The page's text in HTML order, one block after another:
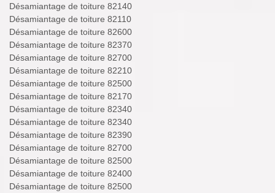
Désamiantage de toiture 82140
Désamiantage de toiture 82110
Désamiantage de toiture 82600
Désamiantage de toiture 82370
Désamiantage de toiture 82700
Désamiantage de toiture 82210
Désamiantage de toiture 82500
Désamiantage de toiture 82170
Désamiantage de toiture 82340
Désamiantage de toiture 82340
Désamiantage de toiture 82390
Désamiantage de toiture 82700
Désamiantage de toiture 82500
Désamiantage de toiture 82400
Désamiantage de toiture 82500